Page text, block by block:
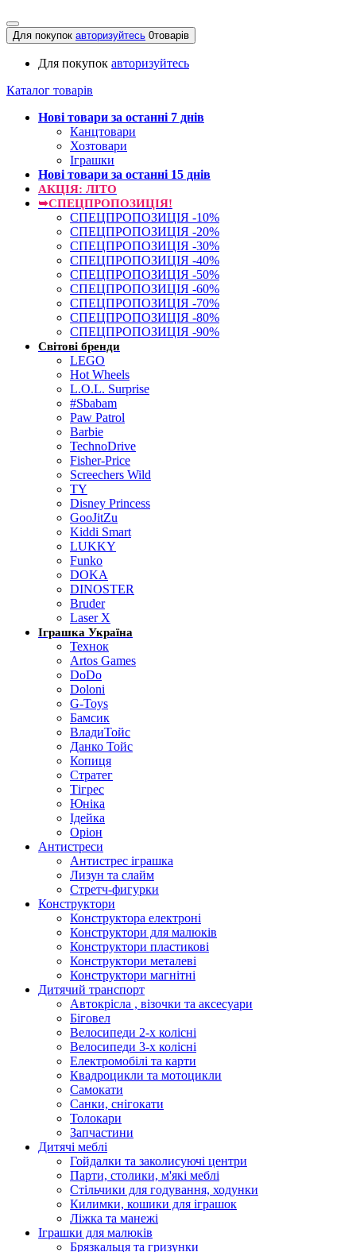
Для покупок авторизуйтесь 0товарів
Для покупок авторизуйтесь
Каталог товарів
Нові товари за останнi 7 днiв
Канцтовари
Хозтовари
Іграшки
Нові товари за останнi 15 днiв
АКЦІЯ: ЛІТО
➥СПЕЦПРОПОЗИЦІЯ!
СПЕЦПРОПОЗИЦІЯ -10%
СПЕЦПРОПОЗИЦІЯ -20%
СПЕЦПРОПОЗИЦІЯ -30%
СПЕЦПРОПОЗИЦІЯ -40%
СПЕЦПРОПОЗИЦІЯ -50%
СПЕЦПРОПОЗИЦІЯ -60%
СПЕЦПРОПОЗИЦІЯ -70%
СПЕЦПРОПОЗИЦІЯ -80%
СПЕЦПРОПОЗИЦІЯ -90%
Світові бренди
LEGO
Hot Wheels
L.O.L. Surprise
#Sbabam
Paw Patrol
Barbie
TechnoDrive
Fisher-Price
Screechers Wild
TY
Disney Princess
GooJitZu
Kiddi Smart
LUKKY
Funko
DOKA
DINOSTER
Bruder
Laser X
Іграшка Україна
Технок
Artos Games
DoDo
Doloni
G-Toys
Бамсик
ВладиТойс
Данко Тойс
Копиця
Стратег
Тігрес
Юніка
Ідейка
Оріон
Антистреси
Антистрес іграшка
Лизун та слайм
Стретч-фигурки
Конструктори
Конструктора електроні
Конструктори для малюків
Конструктори пластикові
Конструктори металеві
Конструктори магнітні
Дитячий транспорт
Автокрісла , візочки та аксесуари
Біговел
Велосипеди 2-х колісні
Велосипеди 3-х колісні
Електромобілі та карти
Квадроцикли та мотоцикли
Самокати
Санки, снігокати
Толокари
Запчастини
Дитячі меблі
Гойдалки та заколисуючі центри
Парти, столики, м'які меблі
Стільчики для годування, ходунки
Килимки, кошики для іграшок
Ліжка та манежі
Іграшки для малюків
Брязкальця та гризунки